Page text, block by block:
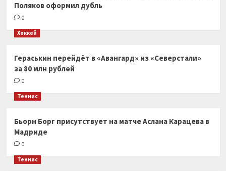
Поляков оформил дубль
0
Хоккей
Гераськин перейдёт в «Авангард» из «Северстали»
за 80 млн рублей
0
Теннис
Бьорн Борг присутствует на матче Аслана Карацева в
Мадриде
0
Теннис